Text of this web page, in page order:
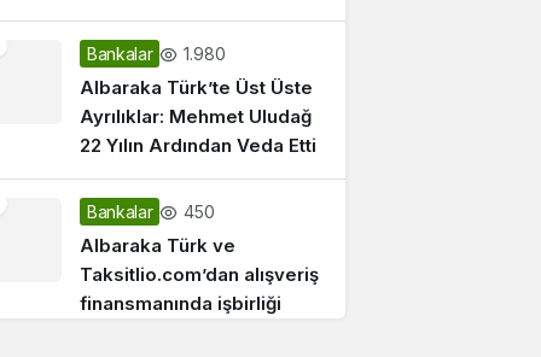
Bankalar 1.980
Albaraka Türk’te Üst Üste
Ayrılıklar: Mehmet Uludağ
22 Yılın Ardından Veda Etti
Bankalar 450
Albaraka Türk ve
Taksitlio.com’dan alışveriş
finansmanında işbirliği